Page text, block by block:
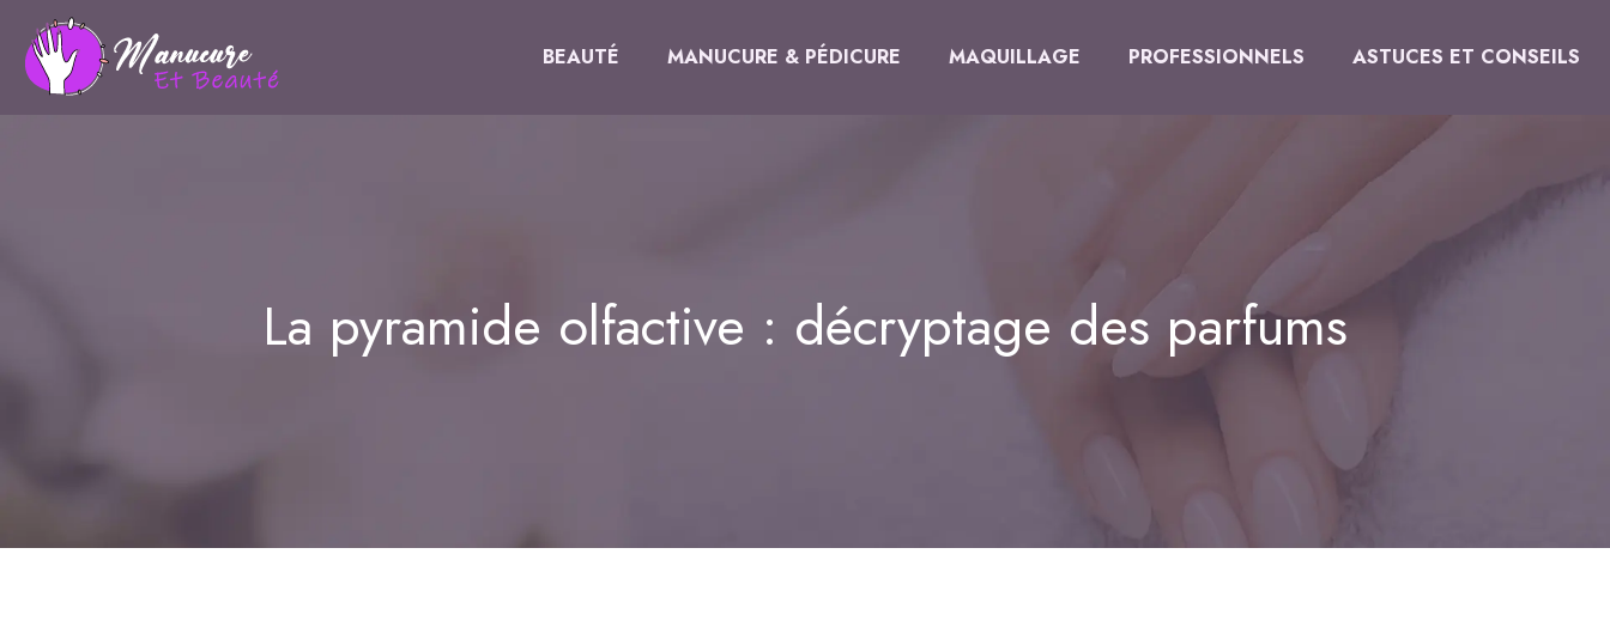
BEAUTÉ MANUCURE & PÉDICURE MAQUILLAGE PROFESSIONNELS ASTUCES ET CONSEILS
La pyramide olfactive : décryptage des parfums